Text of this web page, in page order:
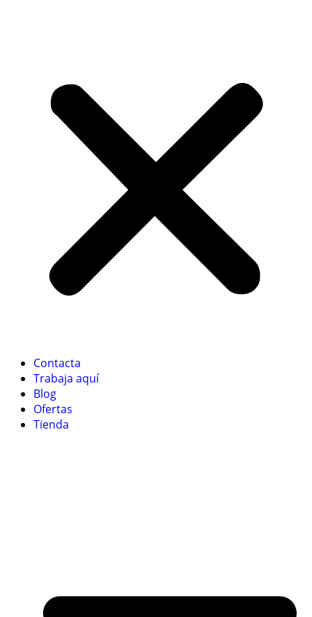
Contacta
Trabaja aquí
Blog
Ofertas
Tienda